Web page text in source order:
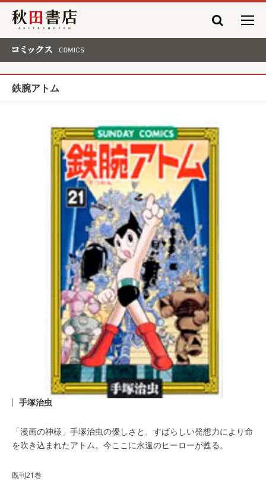
秋田書店
鉄腕アトム
手塚治虫
「漫画の神様」手塚治虫の優しさと、すばらしい発想力により命
を吹き込まれたアトム。今ここに永遠のヒーローが甦る。
既刊21巻